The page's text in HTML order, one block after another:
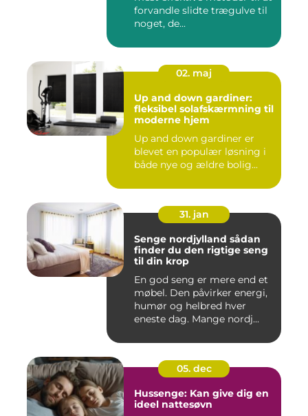
forvandle slidte trægulve til
noget, de...
02. maj
Up and down gardiner:
fleksibel solafskærmning til
moderne hjem
Up and down gardiner er
blevet en populær løsning i
både nye og ældre bolig...
31. jan
Senge nordjylland sådan
finder du den rigtige seng
til din krop
En god seng er mere end et
møbel. Den påvirker energi,
humør og helbred hver
eneste dag. Mange nordj...
05. dec
Hussenge: Kan give dig en
ideel nattesøvn